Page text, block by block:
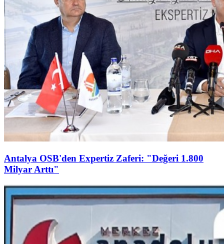
Antalya OSB'den Expertiz Zaferi: "Değeri 1.800
Milyar Arttı"